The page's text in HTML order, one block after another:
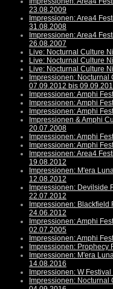
23.08.2009
Impressionen: Area4
31.08.2008
Impressionen: Area4
26.08.2007
Live: Nocturnal Culture
Live: Nocturnal Culture
Live: Nocturnal Culture
Impressionen:
07.09.2012 bis
Impressionen: Amphi
Impressionen: Amphi
Impressionen: Amphi
Impressionen & Amphi
20.07.2008
Impressionen: Amphi
Impressionen: Amphi
Impressionen: Area4
19.08.2012
Impressionen: M'era
12.08.2012
Impressionen: Devilside
22.07.2012
Impressionen:
24.06.2012
Impressionen: Amphi
02.07.2005
Impressionen: Amphi
Impressionen: Prophecy
Impressionen: M'era
14.08.2016
Impressionen: W
Impressionen: